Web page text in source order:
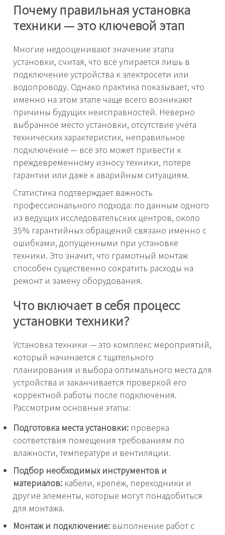
Почему правильная установка
техники — это ключевой этап
Многие недооценивают значение этапа
установки, считая, что всё упирается лишь в
подключение устройства к электросети или
водопроводу. Однако практика показывает, что
именно на этом этапе чаще всего возникают
причины будущих неисправностей. Неверно
выбранное место установки, отсутствие учёта
технических характеристик, неправильное
подключение — всё это может привести к
преждевременному износу техники, потере
гарантии или даже к аварийным ситуациям.
Статистика подтверждает важность
профессионального подхода: по данным одного
из ведущих исследовательских центров, около
35% гарантийных обращений связано именно с
ошибками, допущенными при установке
техники. Это значит, что грамотный монтаж
способен существенно сократить расходы на
ремонт и замену оборудования.
Что включает в себя процесс
установки техники?
Установка техники — это комплекс мероприятий,
который начинается с тщательного
планирования и выбора оптимального места для
устройства и заканчивается проверкой его
корректной работы после подключения.
Рассмотрим основные этапы:
Подготовка места установки: проверка
соответствия помещения требованиям по
влажности, температуре и вентиляции.
Подбор необходимых инструментов и
материалов: кабели, крепёж, переходники и
другие элементы, которые могут понадобиться
для монтажа.
Монтаж и подключение: выполнение работ с